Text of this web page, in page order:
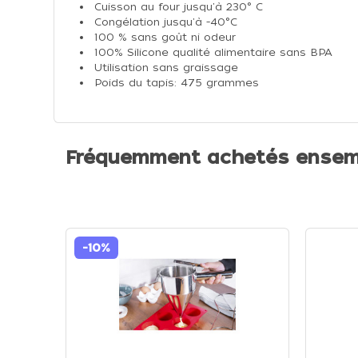
Cuisson au four jusqu'à 230° C
Congélation jusqu'à -40°C
100 % sans goût ni odeur
100% Silicone qualité alimentaire sans BPA
Utilisation sans graissage
Poids du tapis: 475 grammes
Fréquemment achetés
-10%